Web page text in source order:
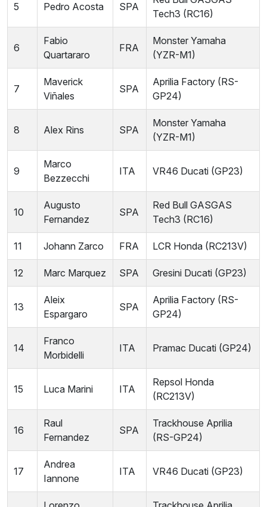
5 Pedro Acosta SPA
Tech3 (RC16)
6
Fabio
Quartararo
FRA
Monster Yamaha
(YZR-M1)
7
Maverick
Viñales
SPA
Aprilia Factory (RS-
GP24)
8 Alex Rins SPA
Monster Yamaha
(YZR-M1)
9
Marco
Bezzecchi
ITA VR46 Ducati (GP23)
10
Augusto
Fernandez
SPA
Red Bull GASGAS
Tech3 (RC16)
11 Johann Zarco FRA LCR Honda (RC213V)
12 Marc Marquez SPA Gresini Ducati (GP23)
13
Aleix
Espargaro
SPA
Aprilia Factory (RS-
GP24)
14
Franco
Morbidelli
ITA Pramac Ducati (GP24)
15 Luca Marini ITA
Repsol Honda
(RC213V)
16
Raul
Fernandez
SPA
Trackhouse Aprilia
(RS-GP24)
17
Andrea
Iannone
ITA VR46 Ducati (GP23)